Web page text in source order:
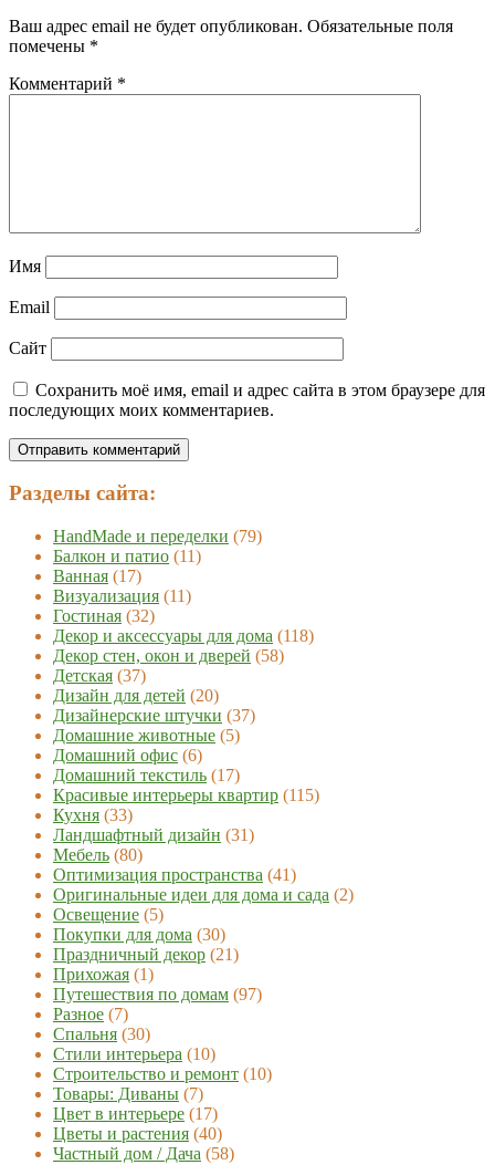
Ваш адрес email не будет опубликован. Обязательные поля
помечены *
Комментарий *
Имя
Email
Сайт
Сохранить моё имя, email и адрес сайта в этом браузере для
последующих моих комментариев.
Разделы сайта:
HandMade и переделки (79)
Балкон и патио (11)
Ванная (17)
Визуализация (11)
Гостиная (32)
Декор и аксессуары для дома (118)
Декор стен, окон и дверей (58)
Детская (37)
Дизайн для детей (20)
Дизайнерские штучки (37)
Домашние животные (5)
Домашний офис (6)
Домашний текстиль (17)
Красивые интерьеры квартир (115)
Кухня (33)
Ландшафтный дизайн (31)
Мебель (80)
Оптимизация пространства (41)
Оригинальные идеи для дома и сада (2)
Освещение (5)
Покупки для дома (30)
Праздничный декор (21)
Прихожая (1)
Путешествия по домам (97)
Разное (7)
Спальня (30)
Стили интерьера (10)
Строительство и ремонт (10)
Товары: Диваны (7)
Цвет в интерьере (17)
Цветы и растения (40)
Частный дом / Дача (58)